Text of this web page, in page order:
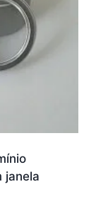
janela